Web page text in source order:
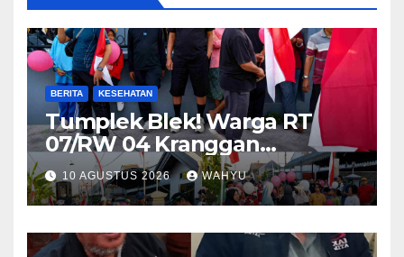
BERITA KESEHATAN
Tumplek Blek! Warga RT
07/RW 04 Kranggan
Gumul/SLG(Simpang Lima
Gumul) Gurah Kediri
Meriahkan HUT RI ke-81,
Jalan Santai Dibanjiri Ratusan
10 AGUSTUS 2026 WAHYU